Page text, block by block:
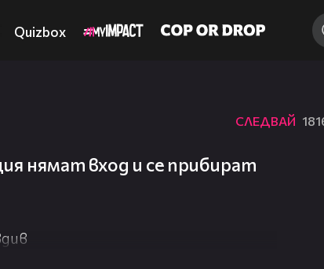
Quizbox
СЛЕДВАЙ
нямат вход и се прибират